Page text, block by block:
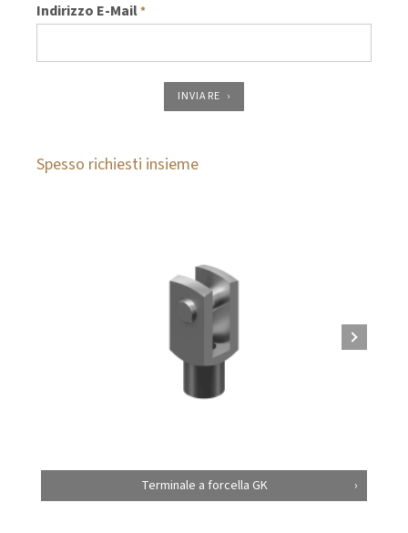
Indirizzo E-Mail*
INVIARE
Spesso richiesti insieme
Terminale a forcella GK